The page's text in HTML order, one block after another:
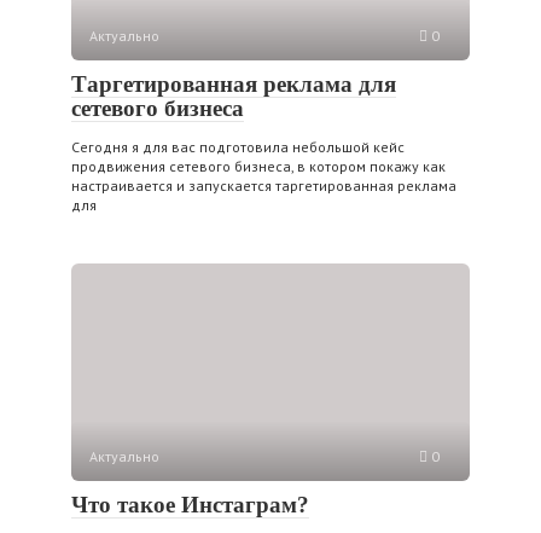
Актуально 0
Таргетированная реклама для
сетевого бизнеса
Сегодня я для вас подготовила небольшой кейс
продвижения сетевого бизнеса, в котором покажу как
настраивается и запускается таргетированная реклама
для
Актуально 0
Что такое Инстаграм?